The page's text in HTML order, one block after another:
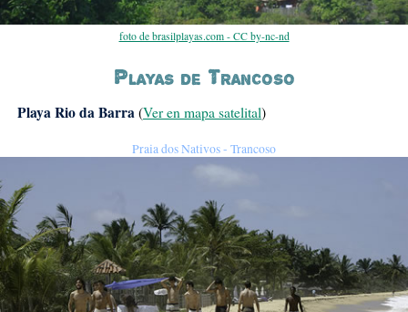
foto de brasilplayas.com - CC by-nc-nd
Playas de Trancoso
Playa Rio da Barra(Ver en mapa satelital)
Praia dos Nativos - Trancoso